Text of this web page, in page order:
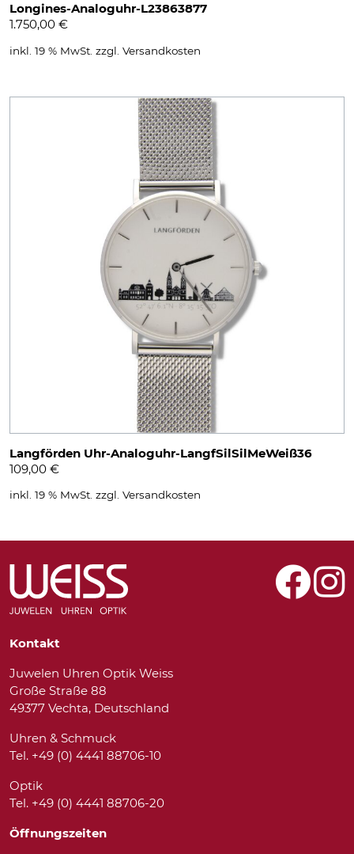
Longines-Analoguhr-L23863877
1.750,00 €
inkl. 19 % MwSt. zzgl. Versandkosten
Langförden Uhr-Analoguhr-LangfSilSilMeWeiß36
109,00 €
inkl. 19 % MwSt. zzgl. Versandkosten
Kontakt
Juwelen Uhren Optik Weiss
Große Straße 88
49377 Vechta, Deutschland
Uhren & Schmuck
Tel. +49 (0) 4441 88706-10
Optik
Tel. +49 (0) 4441 88706-20
Öffnungszeiten